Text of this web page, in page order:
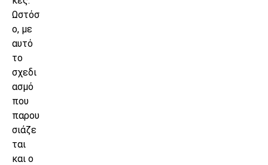
Ωστόσ
ο, με
αυτό
το
σχεδι
ασμό
που
παρου
σιάζε
ται
και ο